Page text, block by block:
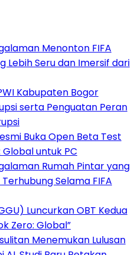
Menonton FIFA
Lebih Seru dan Imersif dari
Kabupaten Bogor
serta Penguatan Peran
Buka Open Beta Test
untuk PC
Rumah Pintar yang
Selama FIFA
Luncurkan OBT Kedua
Zero: Global”
Menemukan Lulusan